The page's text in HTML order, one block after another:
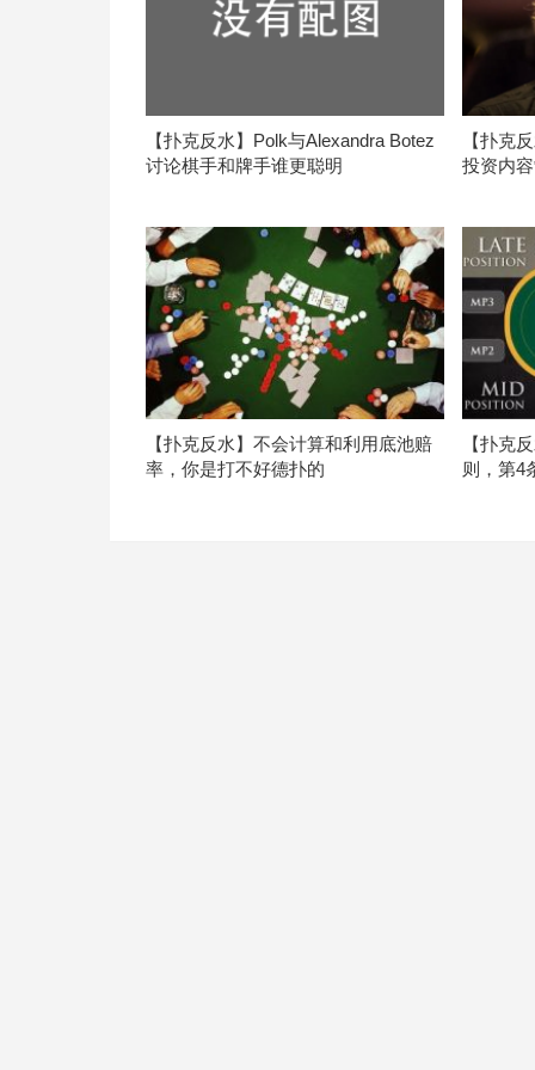
【扑克反水】Polk与Alexandra Botez
讨论棋手和牌手谁更聪明
【扑克
投资内
【扑克反水】不会计算和利用底池赔
率，你是打不好德扑的
【扑克
则，第4